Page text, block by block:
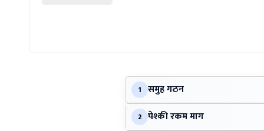
1 समुह गठन
2 पेश्की रकम माग